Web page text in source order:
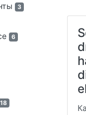
3
6
18